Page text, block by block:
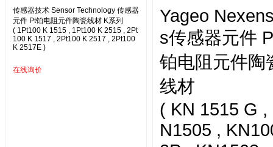
传感器技术 Sensor Technology 传感器
元件 Pt铂电阻元件陶瓷线材 K系列
( 1Pt100 K 1515 , 1Pt100 K 2515 , 2Pt
100 K 1517 , 2Pt100 K 2517 , 2Pt100
K 2517E )
在线询价
Yageo
s传感器元件
铂电阻元件陶
线材
( KN 1515 G ,
N1505 ,